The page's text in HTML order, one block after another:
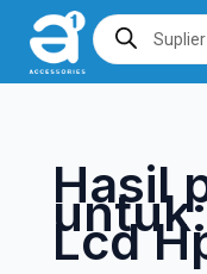
Lewati
konten
Products
search
Hasil
Lcd
Cari
untuk: